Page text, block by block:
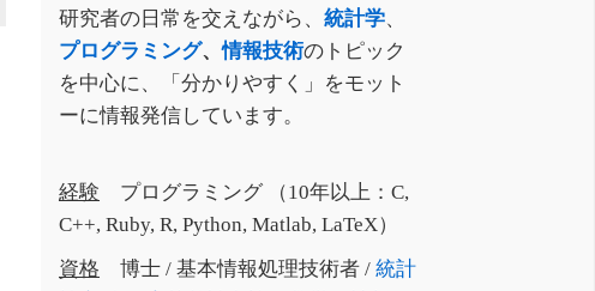
研究者の日常を交えながら、 統計学、
プログラミング、情報技術のトピック
を中心に、「分かりやすく」をモット
ーに情報発信しています。
経験 プログラミング （10年以上：C,
C++, Ruby, R, Python, Matlab, LaTeX）
資格 博士 / 基本情報処理技術者 / 統計